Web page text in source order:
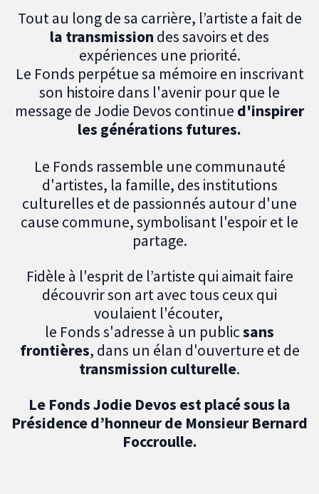
Tout au long de sa carrière, l’artiste a fait de
la transmission des savoirs et des
expériences une priorité.
Le Fonds perpétue sa mémoire en inscrivant
son histoire dans l'avenir pour que le
message de Jodie Devos continue d'inspirer
les générations futures.
Le Fonds rassemble une communauté
d'artistes, la famille, des institutions
culturelles et de passionnés autour d'une
cause commune, symbolisant l'espoir et le
partage.
Fidèle à l'esprit de l’artiste qui aimait faire
découvrir son art avec tous ceux qui
voulaient l'écouter,
le Fonds s'adresse à un publicsans
frontières, dans un élan d'ouverture et de
transmission culturelle.
Le Fonds Jodie Devos est placé sous la
Présidence d’honneur de Monsieur Bernard
Foccroulle.